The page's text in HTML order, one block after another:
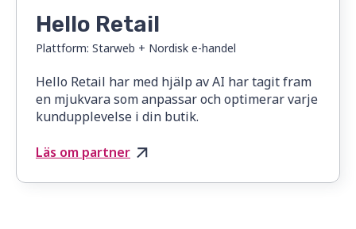
Hello Retail
Plattform: Starweb + Nordisk e-handel
Hello Retail har med hjälp av AI har tagit fram
en mjukvara som anpassar och optimerar varje
kundupplevelse i din butik.
Läs om partner